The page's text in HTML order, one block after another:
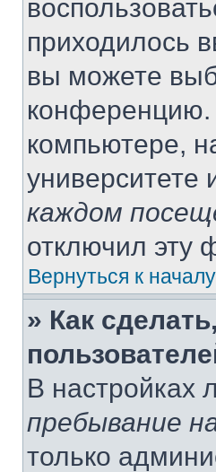
приходилось
вы можете
конференцию.
компьютере,
университете
каждом
отключил эту
Вернуться к началу
» Как
В настройках
пребывание
только